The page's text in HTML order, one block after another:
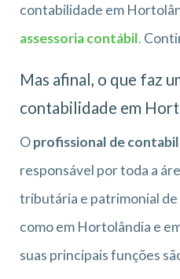
contabilidade em
assessoria contábil.
Mas afinal, o que faz
contabilidade em
Oprofissional de
responsável por toda a
tributária e patrimonial de
como em Hortolândia e
suas principais funções